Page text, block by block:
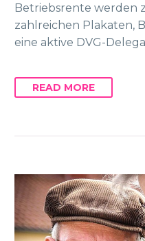
Betriebsrente werden
zahlreichen Plakaten,
eine aktive DVG-
READ MORE